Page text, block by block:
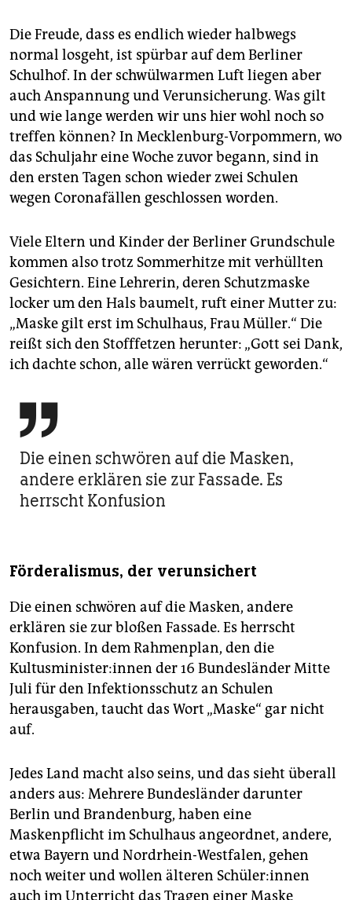
Die Freude, dass es endlich wieder halbwegs
normal losgeht, ist spürbar auf dem Berliner
Schulhof. In der schwülwarmen Luft liegen aber
auch Anspannung und Verunsicherung. Was gilt
und wie lange werden wir uns hier wohl noch so
treffen können? In Mecklenburg-Vorpommern, wo
das Schuljahr eine Woche zuvor begann, sind in
den ersten Tagen schon wieder zwei Schulen
wegen Coronafällen geschlossen worden.
Viele Eltern und Kinder der Berliner Grundschule
kommen also trotz Sommerhitze mit verhüllten
Gesichtern. Eine Lehrerin, deren Schutzmaske
locker um den Hals baumelt, ruft einer Mutter zu:
„Maske gilt erst im Schulhaus, Frau Müller.“ Die
reißt sich den Stofffetzen herunter: „Gott sei Dank,
ich dachte schon, alle wären verrückt geworden.“

Die einen schwören auf die Masken,
andere erklären sie zur Fassade. Es
herrscht Konfusion
Förderalismus, der verunsichert
Die einen schwören auf die Masken, andere
erklären sie zur bloßen Fassade. Es herrscht
Konfusion. In dem Rahmenplan, den die
Kultusminister:innen der 16 Bundesländer Mitte
Juli für den Infektionsschutz an Schulen
herausgaben, taucht das Wort „Maske“ gar nicht
auf.
Jedes Land macht also seins, und das sieht überall
anders aus: Mehrere Bundesländer darunter
Berlin und Brandenburg, haben eine
Maskenpflicht im Schulhaus angeordnet, andere,
etwa Bayern und Nordrhein-Westfalen, gehen
noch weiter und wollen älteren Schüler:innen
auch im Unterricht das Tragen einer Maske